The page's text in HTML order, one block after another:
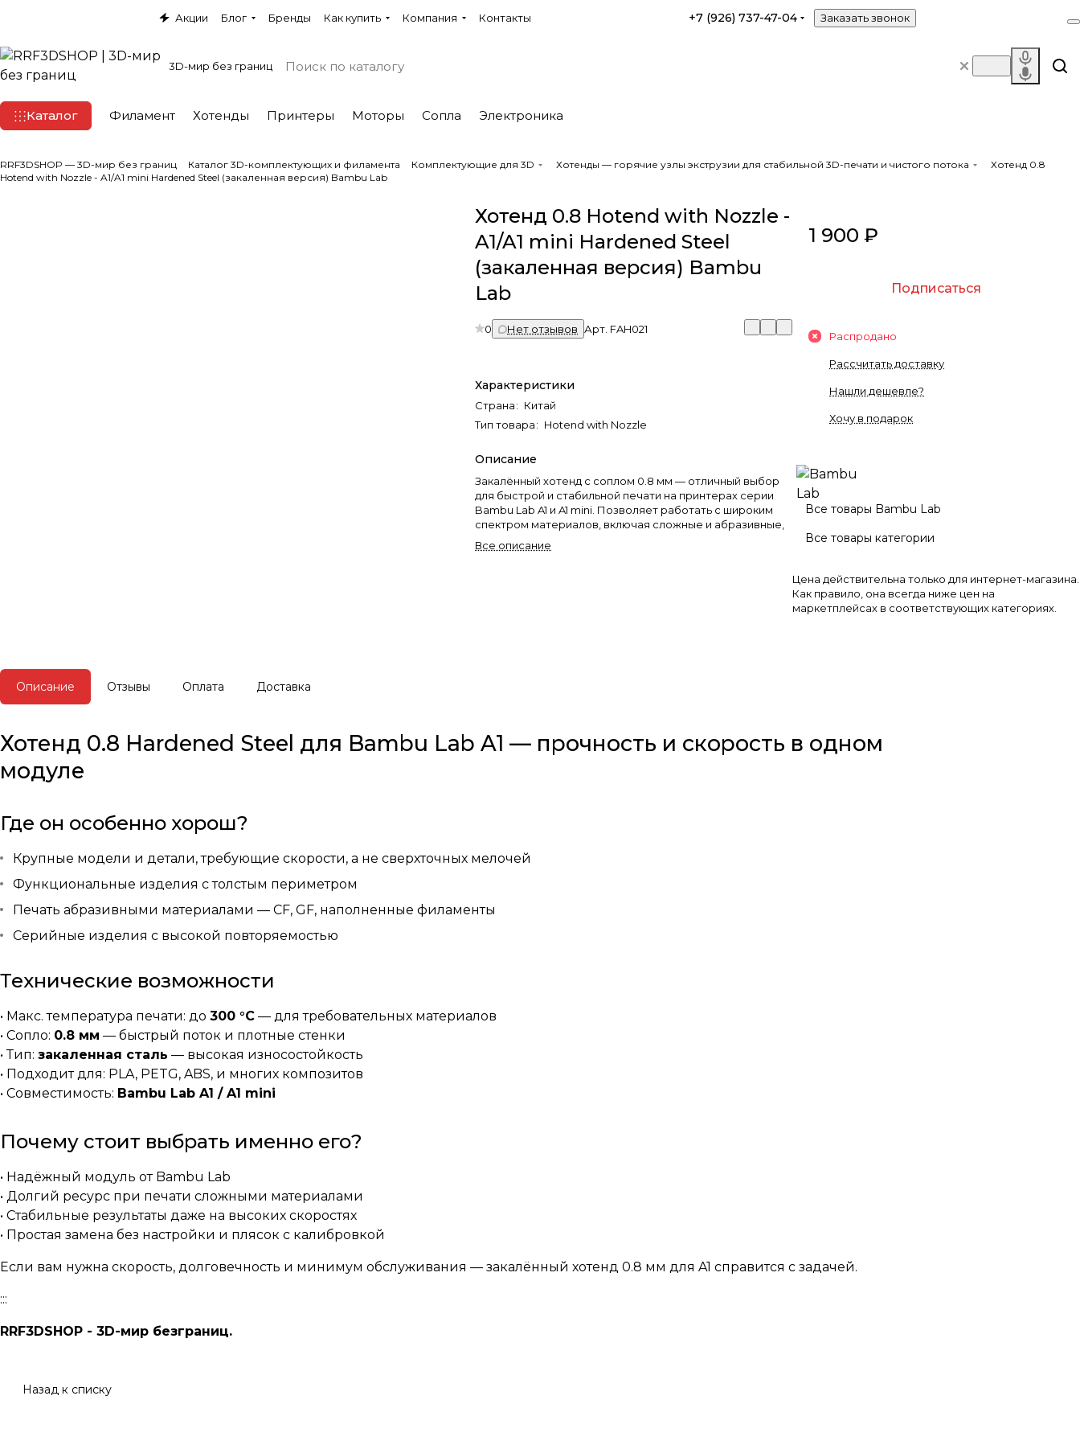
Акции Блог Бренды Как купить Компания Контакты +7 (926) 737-47-04 Заказать звонок
3D-мир без границ
Каталог Филамент Хотенды Принтеры Моторы Сопла Электроника
RRF3DSHOP — 3D-мир без границ Каталог 3D-комплектующих и филамента Комплектующие для 3D Хотенды — горячие узлы экструзии для стабильной 3D-печати и чистого потока
Хотенд 0.8
Hotend with Nozzle - A1/A1 mini Hardened Steel (закаленная версия) Bambu Lab
Хотенд 0.8 Hotend with Nozzle -
A1/A1 mini Hardened Steel
(закаленная версия) Bambu
Lab
0 Нет отзывов Арт. FAH021
Характеристики
Страна: Китай
Тип товара: Hotend with Nozzle
Описание
Закалённый хотенд с соплом 0.8 мм — отличный выбор
для быстрой и стабильной печати на принтерах серии
Bambu Lab A1 и A1 mini. Позволяет работать с широким
спектром материалов, включая сложные и абразивные,
Все описание
1 900 ₽
Подписаться
Распродано
Рассчитать доставку
Нашли дешевле?
Хочу в подарок
Все товары Bambu Lab
Все товары категории
Цена действительна только для интернет-магазина.
Как правило, она всегда ниже цен на
маркетплейсах в соответствующих категориях.
Описание Отзывы Оплата Доставка
Хотенд 0.8 Hardened Steel для Bambu Lab A1 — прочность и скорость в одном
модуле
Где он особенно хорош?
Крупные модели и детали, требующие скорости, а не сверхточных мелочей
Функциональные изделия с толстым периметром
Печать абразивными материалами — CF, GF, наполненные филаменты
Серийные изделия с высокой повторяемостью
Технические возможности
• Макс. температура печати: до 300 °C — для требовательных материалов
• Сопло: 0.8 мм — быстрый поток и плотные стенки
• Тип: закаленная сталь — высокая износостойкость
• Подходит для: PLA, PETG, ABS, и многих композитов
• Совместимость: Bambu Lab A1 / A1 mini
Почему стоит выбрать именно его?
• Надёжный модуль от Bambu Lab
• Долгий ресурс при печати сложными материалами
• Стабильные результаты даже на высоких скоростях
• Простая замена без настройки и плясок с калибровкой
Если вам нужна скорость, долговечность и минимум обслуживания — закалённый хотенд 0.8 мм для A1 справится с задачей.
:::
RRF3DSHOP - 3D-мир безграниц.
Назад к списку